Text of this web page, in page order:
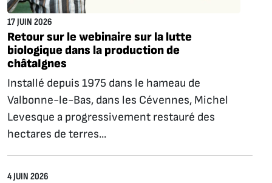
17 JUIN 2026
Retour sur le webinaire sur la lutte
biologique dans la production de
châtaIgnes
Installé depuis 1975 dans le hameau de
Valbonne-le-Bas, dans les Cévennes, Michel
Levesque a progressivement restauré des
hectares de terres...
4 JUIN 2026